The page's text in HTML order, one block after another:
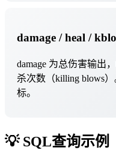
damage / heal /
damage 为总伤害输出
杀次数（killing blows
标。
💡 SQL查询示例